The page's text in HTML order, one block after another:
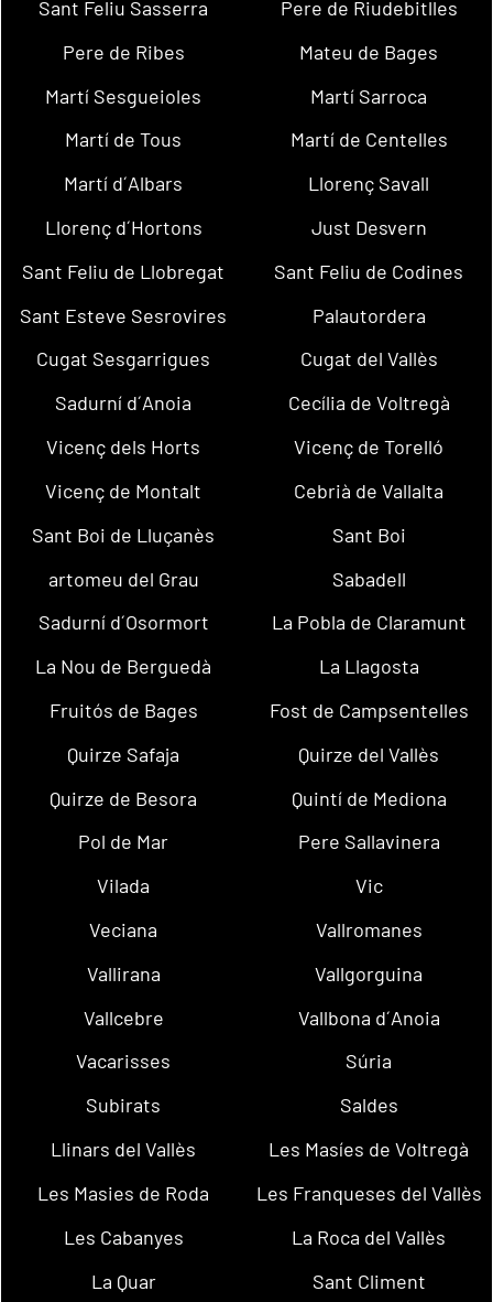
Sant Feliu Sasserra
Pere de Riudebitlles
Pere de Ribes
Mateu de Bages
Martí Sesgueioles
Martí Sarroca
Martí de Tous
Martí de Centelles
Martí d´Albars
Llorenç Savall
Llorenç d´Hortons
Just Desvern
Sant Feliu de Llobregat
Sant Feliu de Codines
Sant Esteve Sesrovires
Palautordera
Cugat Sesgarrigues
Cugat del Vallès
Sadurní d´Anoia
Cecília de Voltregà
Vicenç dels Horts
Vicenç de Torelló
Vicenç de Montalt
Cebrià de Vallalta
Sant Boi de Lluçanès
Sant Boi
artomeu del Grau
Sabadell
Sadurní d´Osormort
La Pobla de Claramunt
La Nou de Berguedà
La Llagosta
Fruitós de Bages
Fost de Campsentelles
Quirze Safaja
Quirze del Vallès
Quirze de Besora
Quintí de Mediona
Pol de Mar
Pere Sallavinera
Vilada
Vic
Veciana
Vallromanes
Vallirana
Vallgorguina
Vallcebre
Vallbona d´Anoia
Vacarisses
Súria
Subirats
Saldes
Llinars del Vallès
Les Masíes de Voltregà
Les Masies de Roda
Les Franqueses del Vallès
Les Cabanyes
La Roca del Vallès
La Quar
Sant Climent